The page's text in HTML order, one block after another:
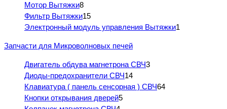
Мотор Вытяжки8
Фильтр Вытяжки15
Электронный модуль управления Вытяжки1
Запчасти для Микроволновых печей
Двигатель обдува магнетрона СВЧ3
Диоды-предохранители СВЧ14
Клавиатура ( панель сенсорная ) СВЧ64
Кнопки открывания дверей5